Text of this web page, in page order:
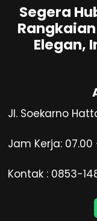
Segera
Elegan,
Jl. Soekarno
Jam Kerja: 07.00
Kontak : 0853-